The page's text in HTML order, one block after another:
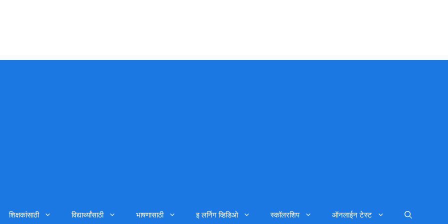
शिक्षकांसाठी विद्यार्थ्यांसाठी भाषणासाठी इ लर्निग व्हिडिओ स्कॉलरशिप ऑनलाईन टेस्ट